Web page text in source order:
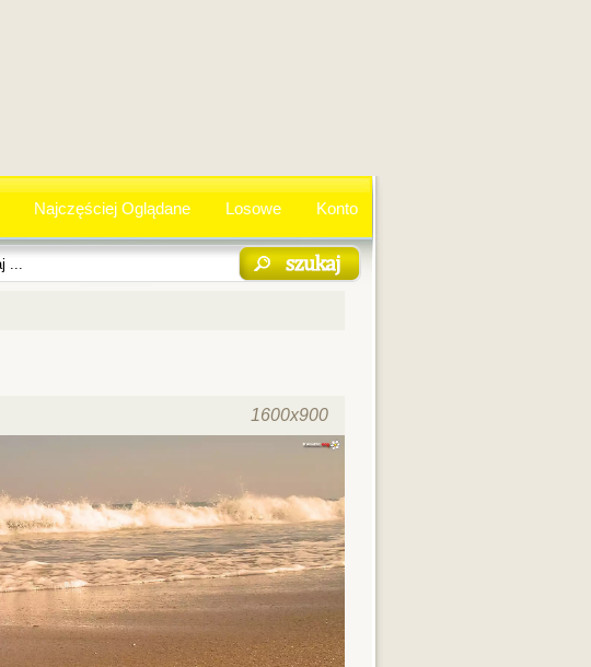
Najczęściej Oglądane Losowe Konto
1600x900